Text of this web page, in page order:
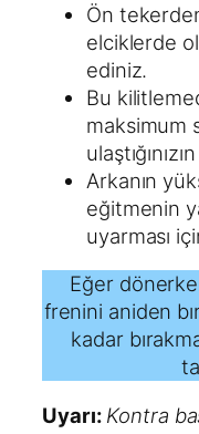
Ön
elciklerde
ediniz.
Bu
maksimum
Arkanın
eğitmenin
uyarması
Eğer
frenini aniden
kadar
Uyarı: Kontra